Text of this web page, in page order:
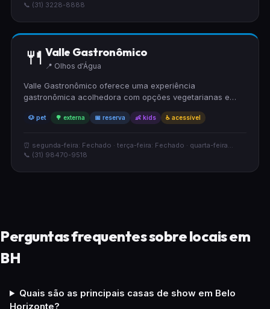
📞 (31) 3228-8888
🍴 Valle Gastronômico
📍 Olhos d'Água
Valle Gastronômico oferece uma experiência
gastronômica acolhedora com opções vegetarianas e
friendly e possui área externa agradável, sendo perfeito
reserva para melhor atendimento dos seus hóspedes.
🐶 pet 🌳 externa 📅 reserva 👶 kids ♿ acessível
⏰ segunda-feira: Fechado · terça-feira: Fechado · quarta-feira...
📞 (31) 98470-9518
Perguntas frequentes sobre locais em
BH
Quais são as principais casas de show em Belo
Horizonte?